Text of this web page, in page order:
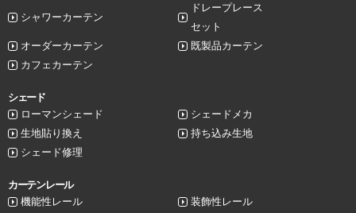
シャワーカーテン
ドレープレース
セット
オーダーカーテン
既製品カーテン
カフェカーテン
シェード
ローマンシェード
シェードメカ
生地貼り換え
持ち込み生地
シェード修理
カーテンレール
機能性レール
装飾性レール